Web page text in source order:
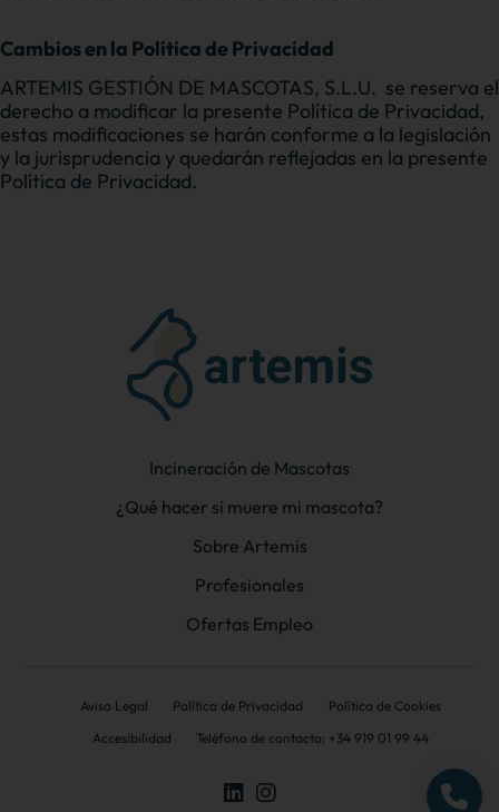
Cambios en la Política de Privacidad
ARTEMIS GESTIÓN DE MASCOTAS, S.L.U. se reserva el
derecho a modificar la presente Política de Privacidad,
estas modificaciones se harán conforme a la legislación
y la jurisprudencia y quedarán reflejadas en la presente
Política de Privacidad.
Incineración de Mascotas
¿Qué hacer si muere mi mascota?
Sobre Artemis
Profesionales
Ofertas Empleo
Aviso Legal Política de Privacidad
Política de Cookies
Accesibilidad
Teléfono de contacto: +34 919 01 99 44